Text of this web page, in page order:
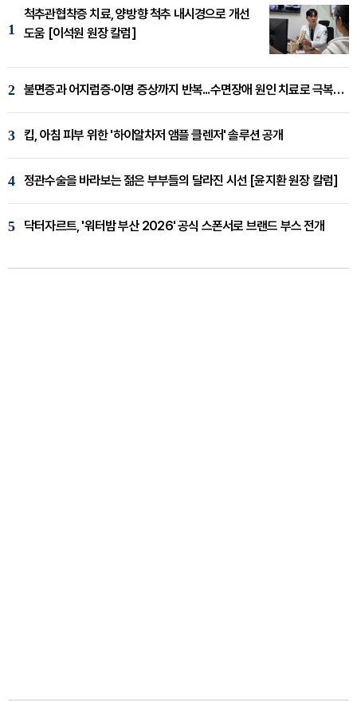
1
척추관협착증 치료, 양방향 척추 내시경으로 개선
도움 [이석원 원장 칼럼]
2 불면증과 어지럼증·이명 증상까지 반복...수면장애 원인 치료로 극복해야
3 킵, 아침 피부 위한 '하이알차저 앰플 클렌저' 솔루션 공개
4 정관수술을 바라보는 젊은 부부들의 달라진 시선 [윤지환 원장 칼럼]
5 닥터자르트, '워터밤 부산 2026' 공식 스폰서로 브랜드 부스 전개